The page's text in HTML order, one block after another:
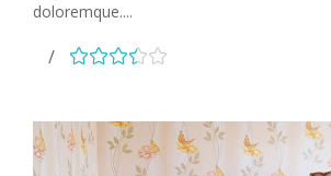
doloremque....